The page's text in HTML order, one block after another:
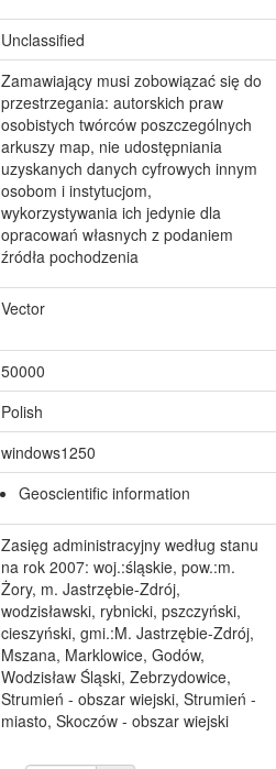
Unclassified
Zamawiający musi zobowiązać się do
przestrzegania: autorskich praw
osobistych twórców poszczególnych
arkuszy map, nie udostępniania
uzyskanych danych cyfrowych innym
osobom i instytucjom,
wykorzystywania ich jedynie dla
opracowań własnych z podaniem
źródła pochodzenia
Vector
50000
Polish
windows1250
Geoscientific information
Zasięg administracyjny według stanu
na rok 2007: woj.:śląskie, pow.:m.
Żory, m. Jastrzębie-Zdrój,
wodzisławski, rybnicki, pszczyński,
cieszyński, gmi.:M. Jastrzębie-Zdrój,
Mszana, Marklowice, Godów,
Wodzisław Śląski, Zebrzydowice,
Strumień - obszar wiejski, Strumień -
miasto, Skoczów - obszar wiejski